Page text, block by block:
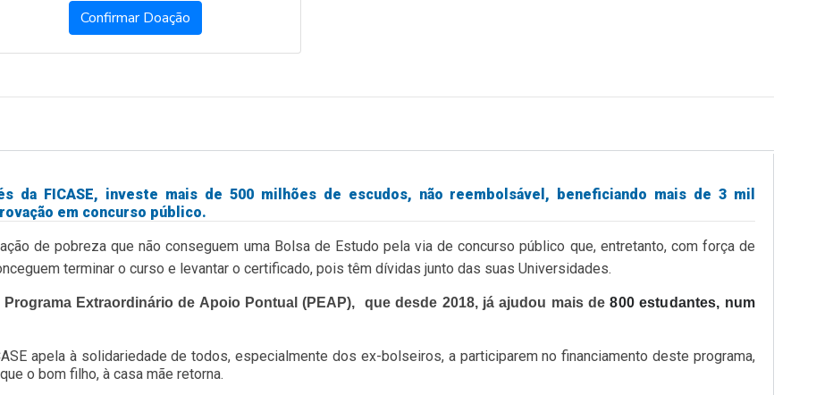
Confirmar Doação
da FICASE, investe mais de 500 milhões de escudos, não reembolsável, beneficiando mais de 3 mil
em concurso público.
de pobreza que não conseguem uma Bolsa de Estudo pela via de concurso público que, entretanto, com força de
terminar o curso e levantar o certificado, pois têm dívidas junto das suas Universidades.
Extraordinário de Apoio Pontual (PEAP), que desde 2018, já ajudou mais de800 estudantes, num
apela à solidariedade de todos, especialmente dos ex-bolseiros, a participarem no financiamento deste programa,
o bom filho, à casa mãe retorna.